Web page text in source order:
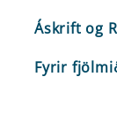
Áskrift og
Fyrir